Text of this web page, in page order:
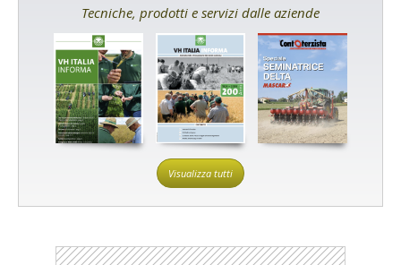
Tecniche, prodotti e servizi dalle aziende
Visualizza tutti